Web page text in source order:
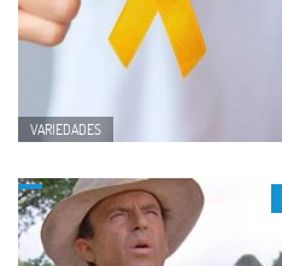
VARIEDADES